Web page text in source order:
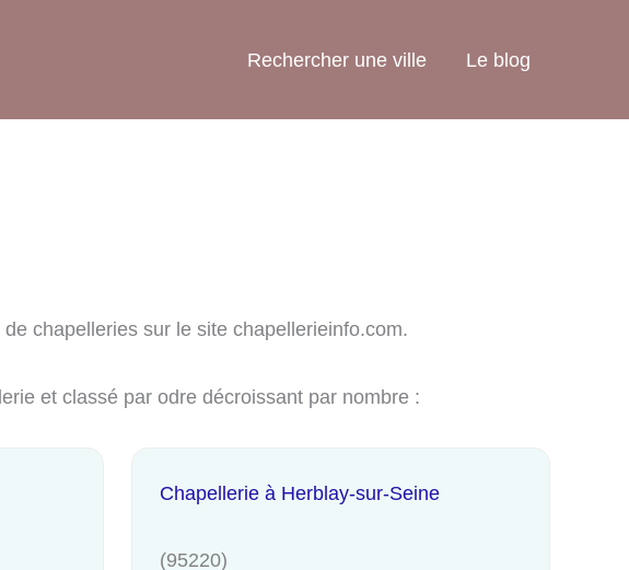
Rechercher une ville Le blog
chapelleries sur le site chapellerieinfo.com.
et classé par odre décroissant par nombre :
Chapellerie à Herblay-sur-Seine
(95220)